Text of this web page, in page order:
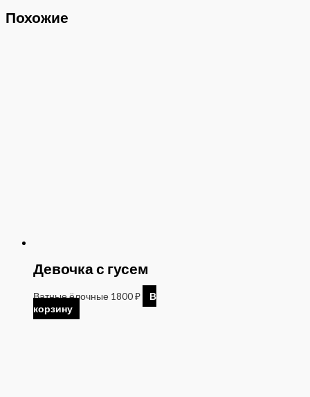
Похожие
Девочка с гусем
Ватные ёлочные 1800₽
В
корзину